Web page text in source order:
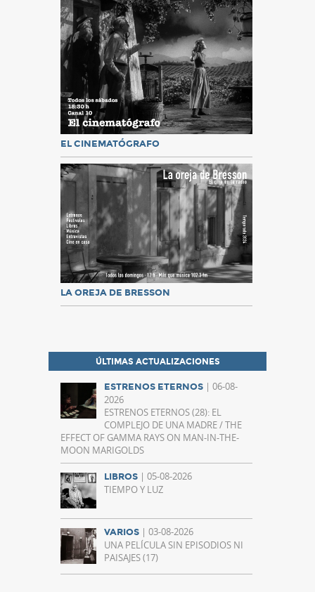
EL CINEMATÓGRAFO
LA OREJA DE BRESSON
ÚLTIMAS ACTUALIZACIONES
ESTRENOS ETERNOS | 06-08-
2026
ESTRENOS ETERNOS (28): EL
COMPLEJO DE UNA MADRE / THE
EFFECT OF GAMMA RAYS ON MAN-IN-THE-
MOON MARIGOLDS
LIBROS | 05-08-2026
TIEMPO Y LUZ
VARIOS | 03-08-2026
UNA PELÍCULA SIN EPISODIOS NI
PAISAJES (17)